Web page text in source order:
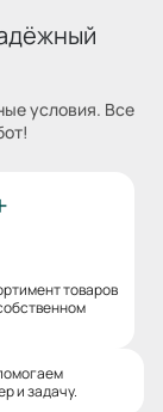
условия. Все
товаров
и задачу.